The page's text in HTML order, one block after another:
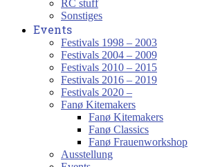
RC stuff
Sonstiges
Events
Festivals 1998 – 2003
Festivals 2004 – 2009
Festivals 2010 – 2015
Festivals 2016 – 2019
Festivals 2020 –
Fanø Kitemakers
Fanø Kitemakers
Fanø Classics
Fanø Frauenworkshop
Ausstellung